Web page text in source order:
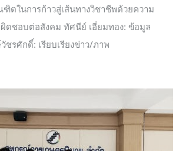
ตในการก้าวสู่เส้นทางวิชาชีพด้วยความ
ดชอบต่อสังคม ทัศนีย์ เอี่ยมทอง: ข้อมูล
ชรศักดิ์: เรียบเรียงข่าว/ภาพ